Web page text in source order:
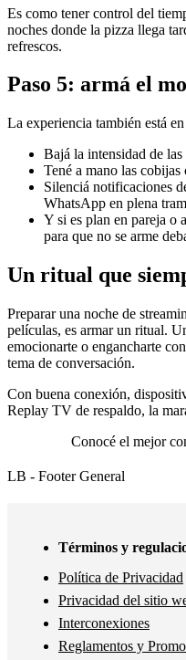
Es como tener control del
noches donde la pizza llega
refrescos.
Paso 5: armá el
La experiencia también está
Bajá la intensidad de
Tené a mano las cobijas
Silenciá notificaciones
WhatsApp en plena
Y si es plan en pareja o
para que no se arme
Un ritual que
Preparar una noche de
películas, es armar un ritual.
emocionarte o engancharte
tema de conversación.
Con buena conexión,
Replay TV de respaldo, la
Conocé el mejor
LB - Footer General
Términos y
Política de Privacidad
Privacidad del sitio
Interconexiones
Reglamentos y